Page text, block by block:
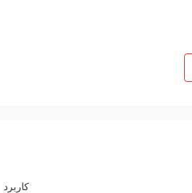
کاربرد